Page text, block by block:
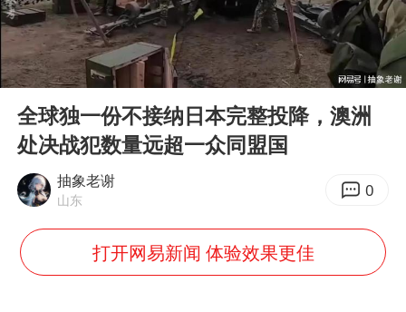
中国第1高楼阻尼器摆动明显
上海有出现龙卷潜势
国足U17与阿森纳决赛取消 并列冠军
2025年小学教师减少13.19万
以军士兵把枪口对准中国记者
Play
00:00 03:24
全球独一份不接纳日本完整投降，澳洲
处决战犯数量远超一众同盟国
抽象老谢
山东 0
打开网易新闻 体验效果更佳